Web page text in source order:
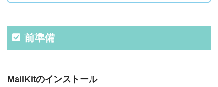
前準備
MailKitのインストール